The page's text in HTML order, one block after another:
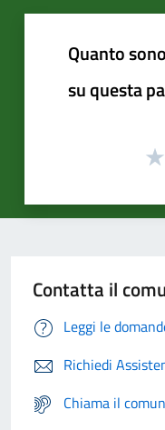
Quanto
su questa
Contatta il
Leggi le
Richiedi
Chiama il